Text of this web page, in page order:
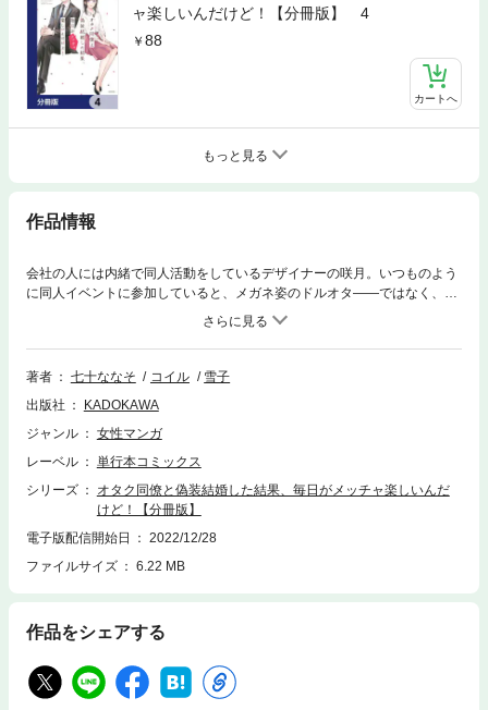
ャ楽しいんだけど！【分冊版】 4
88
カートへ
もっと見る
作品情報
会社の人には内緒で同人活動をしているデザイナーの咲月。いつものよう
に同人イベントに参加していると、メガネ姿のドルオタ――ではなく、同
僚の男性社員・滝本さんが！しかも突然プロポーズ!?普通の社会人として
働きながら、プライベートでは趣味を満喫している咲月と滝本さん。そん
な共通点がある二人の結婚生活が楽しくないわけない！超打算的な咲月
と、打算の顔して実は――な滝本さんの偽装結婚のお話。分冊版第2弾。※
複購入にご注意ください。
著者 七十ななそ コイル
雪子
出版社
KADOKAWA
ジャンル
女性マンガ
レーベル
単行本コミックス
シリーズ
オタク同僚と偽装結婚した結果、毎日がメッチャ楽しいんだ
けど！【分冊版】
電子版配信開始日
2022/12/28
ファイルサイズ
6.22 MB
作品をシェアする